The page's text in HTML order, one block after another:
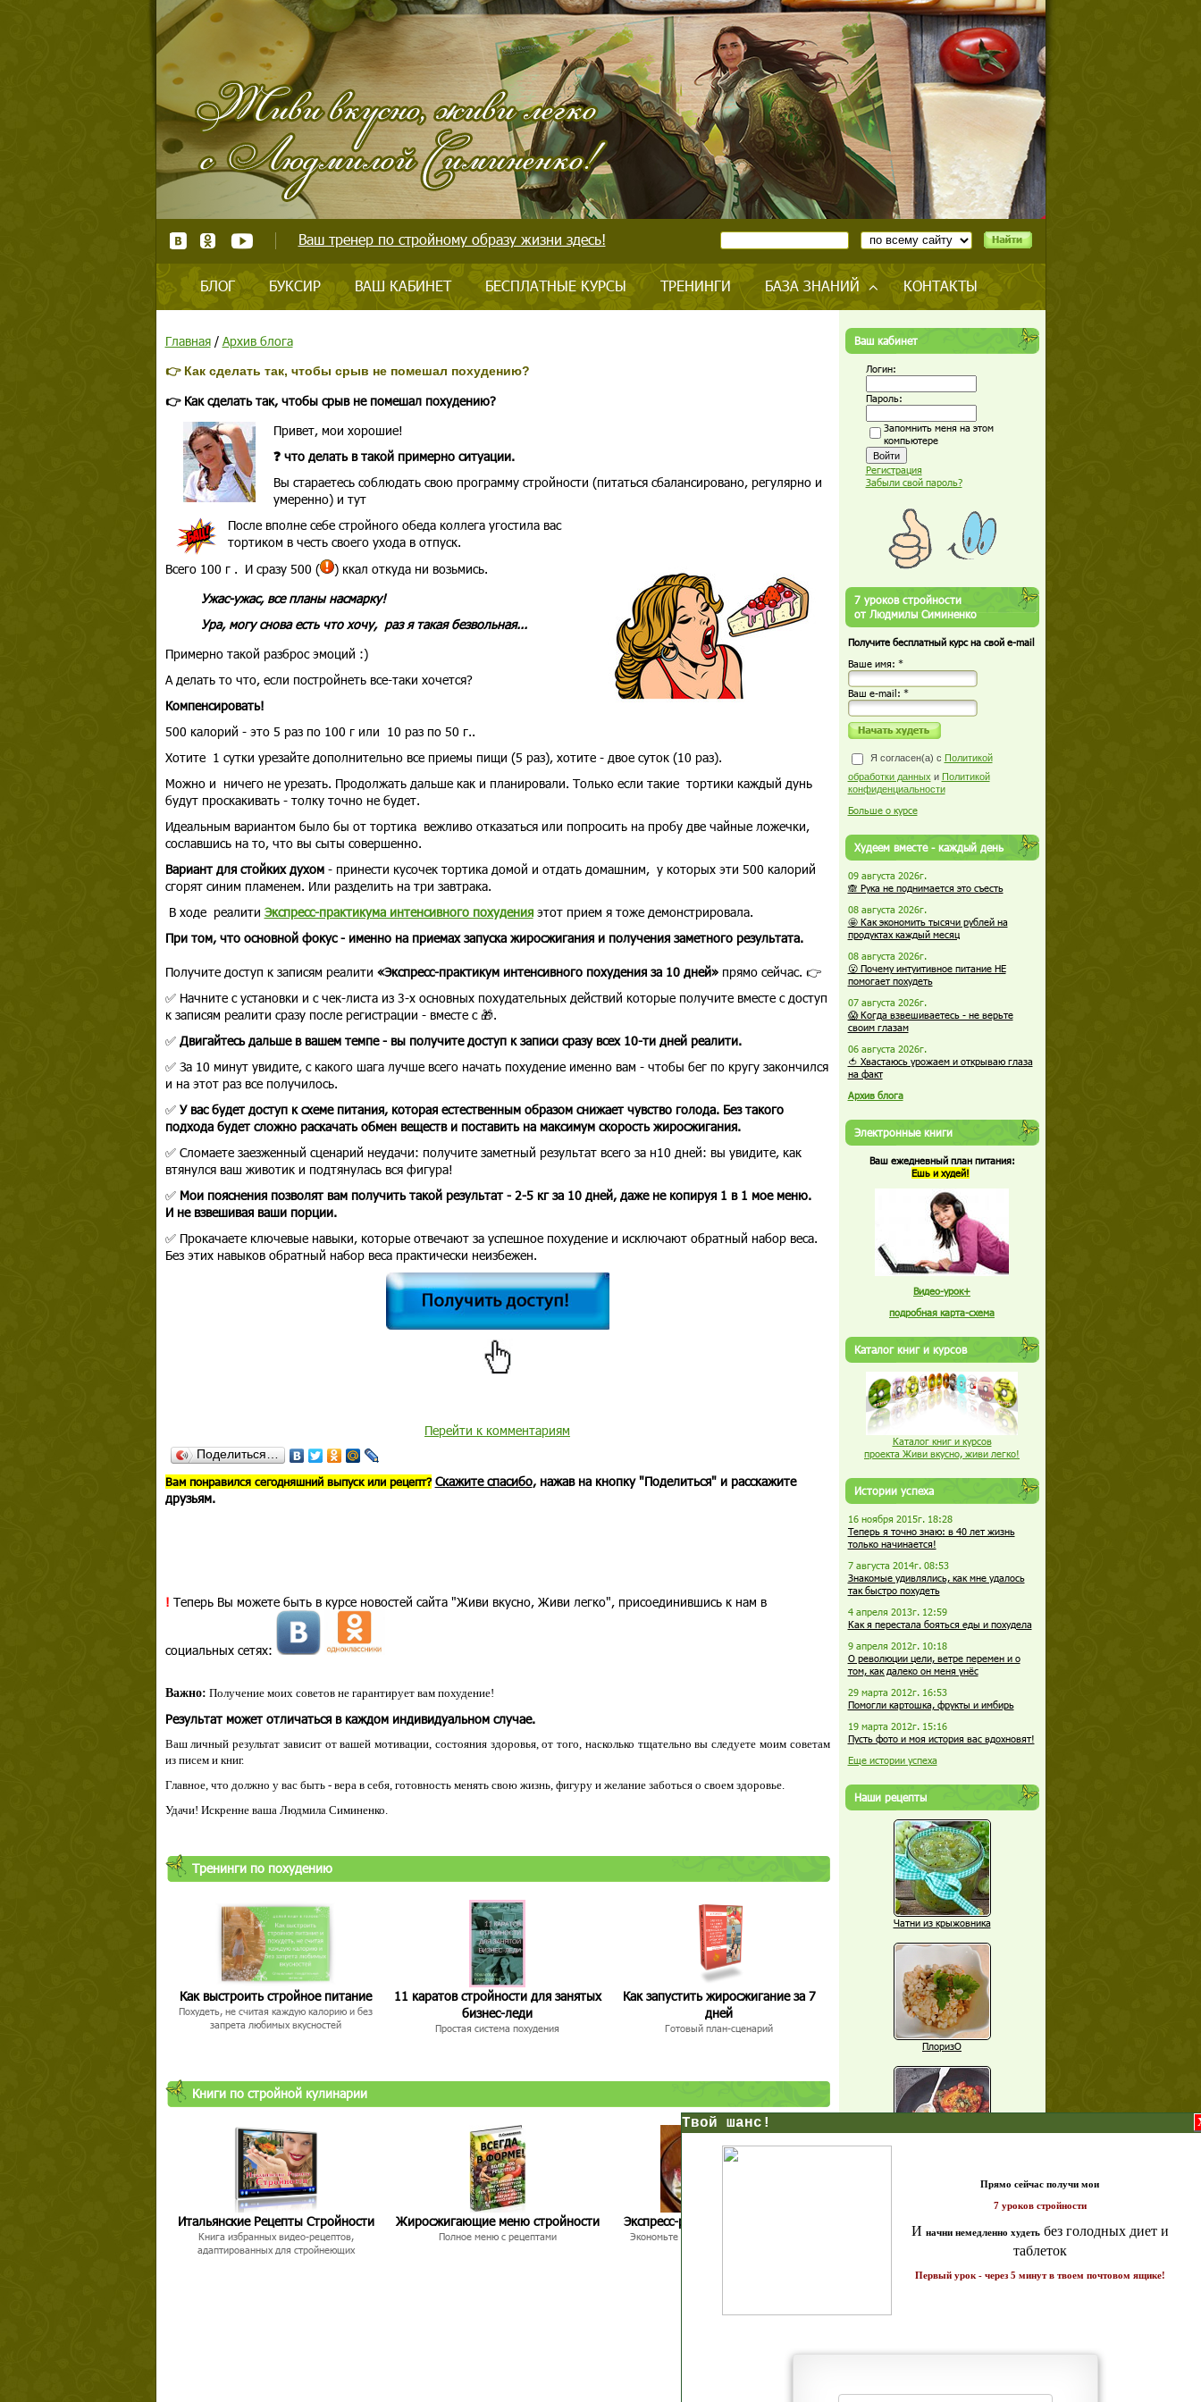
Ваш тренер по стройному образу жизни здесь!
БЛОГ БУКСИР ВАШ КАБИНЕТ БЕСПЛАТНЫЕ КУРСЫ ТРЕНИНГИ БАЗА ЗНАНИЙ КОНТАКТЫ
Главная/ Архив блога
👉 Как сделать так, чтобы срыв не помешал похудению?
👉 Как сделать так, чтобы срыв не помешал похудению?
Привет, мои хорошие!
❓ что делать в такой примерно ситуации.
Вы стараетесь соблюдать свою программу стройности (питаться сбалансировано, регулярно и
умеренно) и тут
После вполне себе стройного обеда коллега угостила вас
тортиком в честь своего ухода в отпуск.
Всего 100 г . И сразу 500 (
) ккал откуда ни возьмись.
Ужас-ужас, все планы насмарку!
Ура, могу снова есть что хочу, раз я такая безвольная...
Примерно такой разброс эмоций :)
А делать то что, если постройнеть все-таки хочется?
Компенсировать!
500 калорий - это 5 раз по 100 г или 10 раз по 50 г..
Хотите 1 сутки урезайте дополнительно все приемы пищи (5 раз), хотите - двое суток (10 раз).
Можно и ничего не урезать. Продолжать дальше как и планировали. Только если такие тортики каждый дунь
будут проскакивать - толку точно не будет.
Идеальным вариантом было бы от тортика вежливо отказаться или попросить на пробу две чайные ложечки,
сославшись на то, что вы сыты совершенно.
Вариант для стойких духом - принести кусочек тортика домой и отдать домашним, у которых эти 500 калорий
сгорят синим пламенем. Или разделить на три завтрака.
В ходе реалити Экспресс-практикума интенсивного похуденияэтот прием я тоже демонстрировала.
При том, что основной фокус - именно на приемах запуска жиросжигания и получения заметного результата.
Получите доступ к записям реалити «Экспресс-практикум интенсивного похудения за 10 дней»прямо сейчас. 👉
✅ Начните с установки и с чек-листа из 3-х основных похудательных действий которые получите вместе с доступ
к записям реалити сразу после регистрации - вместе с 🎁.
✅Двигайтесь дальше в вашем темпе - вы получите доступ к записи сразу всех 10-ти дней реалити.
✅ За 10 минут увидите, с какого шага лучше всего начать похудение именно вам - чтобы бег по кругу закончился
и на этот раз все получилось.
✅У вас будет доступ к схеме питания, которая естественным образом снижает чувство голода. Без такого
подхода будет сложно раскачать обмен веществ и поставить на максимум скорость жиросжигания.
✅ Сломаете заезженный сценарий неудачи: получите заметный результат всего за н10 дней: вы увидите, как
втянулся ваш животик и подтянулась вся фигура!
✅Мои пояснения позволят вам получить такой результат - 2-5 кг за 10 дней, даже не копируя 1 в 1 мое меню.
И не взвешивая ваши порции.
✅ Прокачаете ключевые навыки, которые отвечают за успешное похудение и исключают обратный набор веса.
Без этих навыков обратный набор веса практически неизбежен.
Перейти к комментариям
Поделиться…
Вам понравился сегодняшний выпуск или рецепт? Скажите спасибо, нажав на кнопку "Поделиться" и расскажите
друзьям.
! Теперь Вы можете быть в курсе новостей сайта "Живи вкусно, Живи легко", присоединившись к нам в
социальных сетях:
Важно: Получение моих советов не гарантирует вам похудение!
Результат может отличаться в каждом индивидуальном случае.
Ваш личный результат зависит от вашей мотивации, состояния здоровья, от того, насколько тщательно вы следуете моим советам
из писем и книг.
Главное, что должно у вас быть - вера в себя, готовность менять свою жизнь, фигуру и желание заботься о своем здоровье.
Удачи! Искренне ваша Людмила Симиненко.
Тренинги по похудению
Как выстроить стройное питание
Похудеть, не считая каждую калорию и без
запрета любимых вкусностей
11 каратов стройности для занятых
бизнес-леди
Простая система похудения
Как запустить жиросжигание за 7
дней
Готовый план-сценарий
Книги по стройной кулинарии
Итальянские Рецепты Стройности
Книга избранных видео-рецептов,
адаптированных для стройнеющих
Жиросжигающие меню стройности
Полное меню с рецептами
Экспресс-рецепты для худеющих
Экономьте время и Стройнейте Вкусно!
Ваш кабинет
Логин:
Пароль:
Запомнить меня на этом
компьютере
Регистрация
Забыли свой пароль?
7 уроков стройности
от Людмилы Симиненко
Получите бесплатный курс на свой e-mail
Ваше имя: *
Ваш е-mail: *
Я согласен(а) с Политикой
обработки данных и Политикой
конфиденциальности
Больше о курсе
Худеем вместе - каждый день
09 августа 2026г.
🙈 Рука не поднимается это съесть
08 августа 2026г.
🤩 Как экономить тысячи рублей на
продуктах каждый месяц
08 августа 2026г.
😮 Почему интуитивное питание НЕ
помогает похудеть
07 августа 2026г.
😱 Когда взвешиваетесь - не верьте
своим глазам
06 августа 2026г.
🍅 Хвастаюсь урожаем и открываю глаза
на факт
Архив блога
Электронные книги
Ваш ежедневный план питания:
Ешь и худей!
Видео-урок+
подробная карта-схема
Каталог книг и курсов
Каталог книг и курсов
проекта Живи вкусно, живи легко!
Истории успеха
16 ноября 2015г. 18:28
Теперь я точно знаю: в 40 лет жизнь
только начинается!
7 августа 2014г. 08:53
Знакомые удивлялись, как мне удалось
так быстро похудеть
4 апреля 2013г. 12:59
Как я перестала бояться еды и похудела
9 апреля 2012г. 10:18
О революции цели, ветре перемен и о
том, как далеко он меня унёс
29 марта 2012г. 16:53
Помогли картошка, фрукты и имбирь
19 марта 2012г. 15:16
Пусть фото и моя история вас вдохновят!
Еще истории успеха
Наши рецепты
Чатни из крыжовника
ПлоризО
Еще рецепты
середине дня?
Прямо сейчас получи мои
7 уроков стройности
И начни немедленно худеть